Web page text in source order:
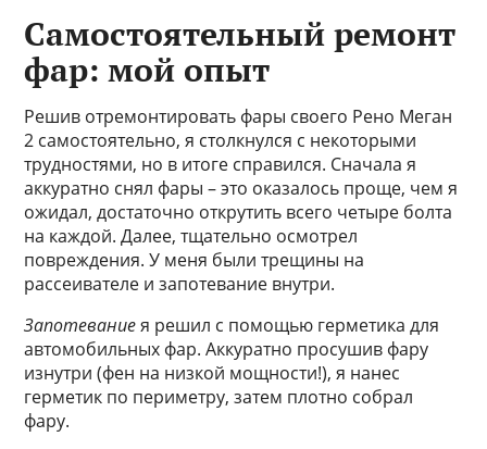
Самостоятельный ремонт
фар: мой опыт
Решив отремонтировать фары своего Рено Меган
2 самостоятельно, я столкнулся с некоторыми
трудностями, но в итоге справился. Сначала я
аккуратно снял фары – это оказалось проще, чем я
ожидал, достаточно открутить всего четыре болта
на каждой. Далее, тщательно осмотрел
повреждения. У меня были трещины на
рассеивателе и запотевание внутри.
Запотеваниея решил с помощью герметика для
автомобильных фар. Аккуратно просушив фару
изнутри (фен на низкой мощности!), я нанес
герметик по периметру, затем плотно собрал
фару.